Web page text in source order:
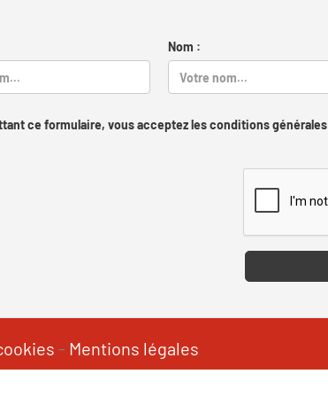
Nom :
ce formulaire, vous acceptez les conditions générales
- Mentions légales